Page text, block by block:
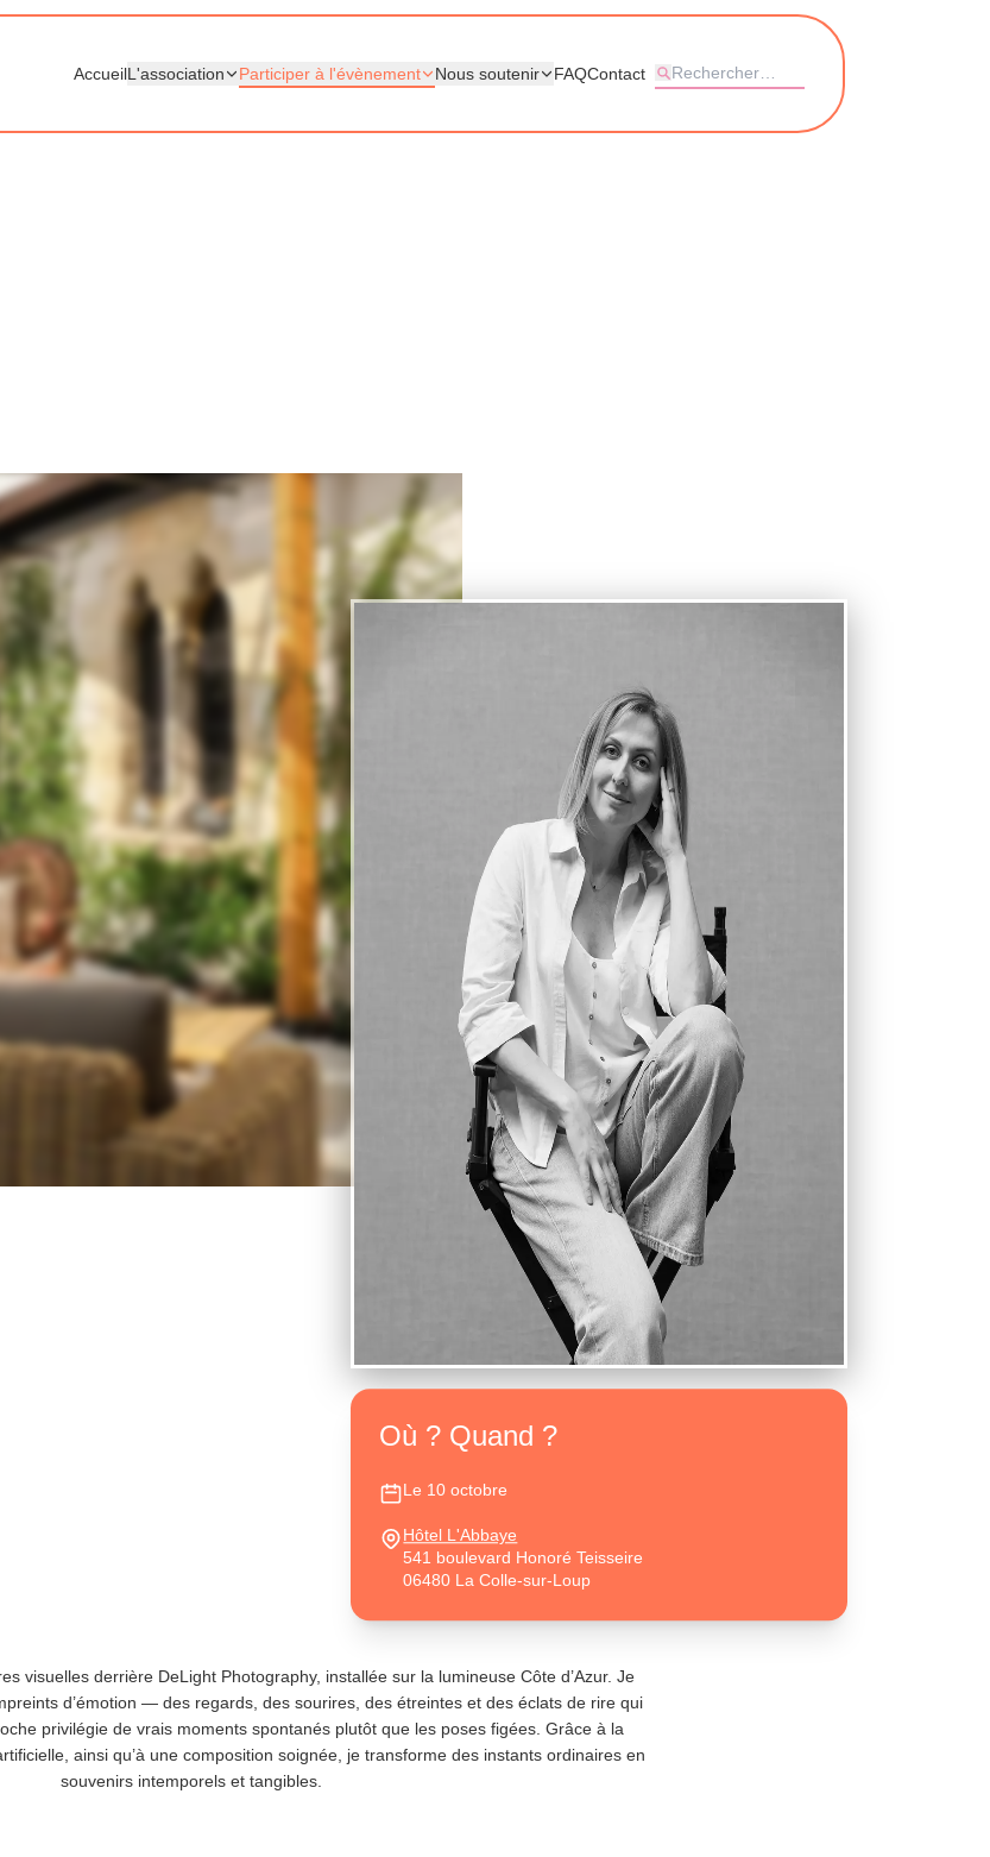
AccueilL'association Participer à l'évènement Nous soutenir FAQContact
Où ? Quand ?
Le 10 octobre
Hôtel L'Abbaye
541 boulevard Honoré Teisseire
06480 La Colle-sur-Loup
visuelles derrière DeLight Photography, installée sur la lumineuse Côte d’Azur. Je
d’émotion — des regards, des sourires, des étreintes et des éclats de rire qui
privilégie de vrais moments spontanés plutôt que les poses figées. Grâce à la
ainsi qu’à une composition soignée, je transforme des instants ordinaires en
souvenirs intemporels et tangibles.